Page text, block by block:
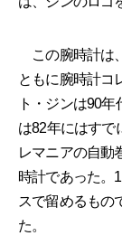
この腕時計は
ともに腕時計コ
ト・ジンは90
は82年にはすで
レマニアの自動
時計であった。
スで留めるもの
た。